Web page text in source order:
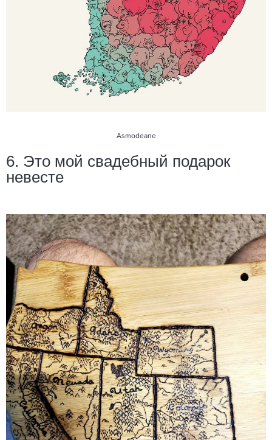
Asmodeane
6. Это мой свадебный подарок
невесте